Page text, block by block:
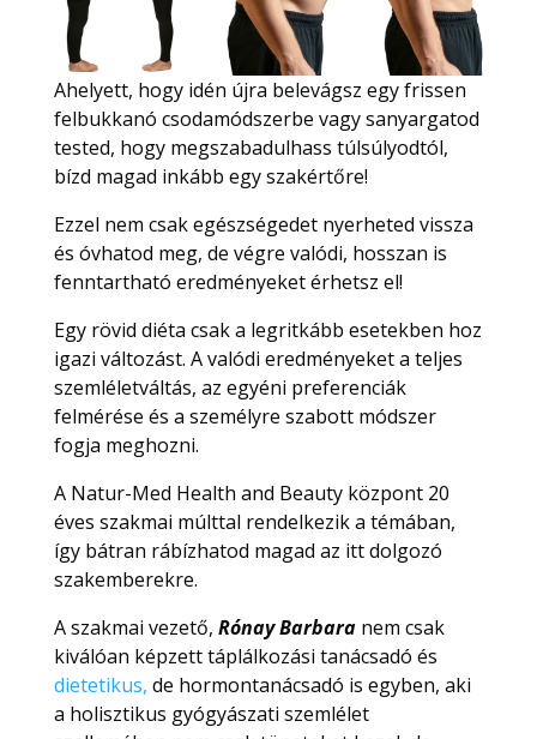
Ahelyett, hogy idén újra belevágsz egy frissen
felbukkanó csodamódszerbe vagy sanyargatod
tested, hogy megszabadulhass túlsúlyodtól,
bízd magad inkább egy szakértőre!
Ezzel nem csak egészségedet nyerheted vissza
és óvhatod meg, de végre valódi, hosszan is
fenntartható eredményeket érhetsz el!
Egy rövid diéta csak a legritkább esetekben hoz
igazi változást. A valódi eredményeket a teljes
szemléletváltás, az egyéni preferenciák
felmérése és a személyre szabott módszer
fogja meghozni.
A Natur-Med Health and Beauty központ 20
éves szakmai múlttal rendelkezik a témában,
így bátran rábízhatod magad az itt dolgozó
szakemberekre.
A szakmai vezető, Rónay Barbaranem csak
kiválóan képzett táplálkozási tanácsadó és
dietetikus, de hormontanácsadó is egyben, aki
a holisztikus gyógyászati szemlélet